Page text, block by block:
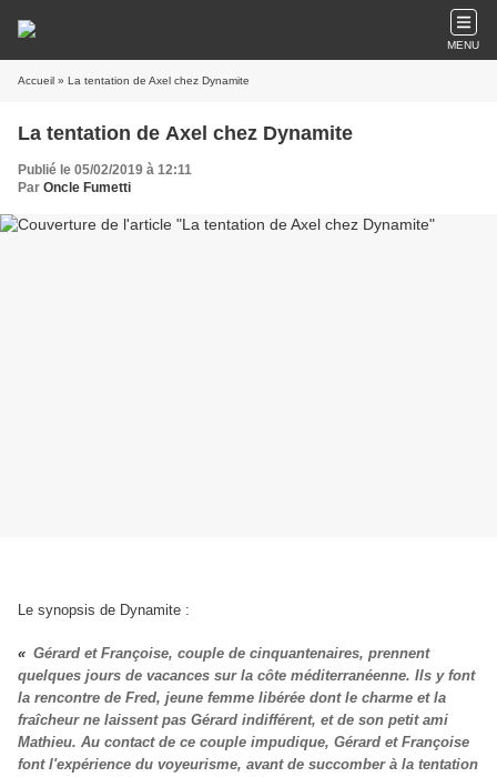
MENU
Accueil » La tentation de Axel chez Dynamite
La tentation de Axel chez Dynamite
Publié le 05/02/2019 à 12:11
Par Oncle Fumetti
Le synopsis de Dynamite :
« Gérard et Françoise, couple de cinquantenaires, prennent
quelques jours de vacances sur la côte méditerranéenne. Ils y font
la rencontre de Fred, jeune femme libérée dont le charme et la
fraîcheur ne laissent pas Gérard indifférent, et de son petit ami
Mathieu. Au contact de ce couple impudique, Gérard et Françoise
font l'expérience du voyeurisme, avant de succomber à la tentation